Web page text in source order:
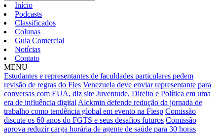
Início
Podcasts
Classificados
Colunas
Guia Comercial
Notícias
Contato
MENU
Estudantes e representantes de faculdades particulares pedem
revisão de regras do Fies Venezuela deve enviar representante para
conversas com EUA, diz site Juventude, Direito e Política em uma
era de influência digital Alckmin defende redução da jornada de
trabalho como tendência global em evento na Fiesp Comissão
discute os 60 anos do FGTS e seus desafios futuros Comissão
aprova reduzir carga horária de agente de saúde para 30 horas